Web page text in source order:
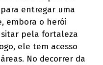
entregar uma
embora o herói
pela fortaleza
ele tem acesso
No decorrer da